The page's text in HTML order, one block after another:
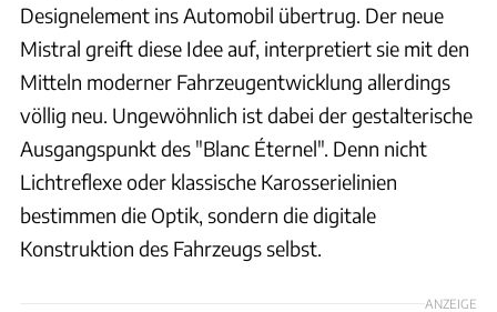
Designelement ins Automobil übertrug. Der neue
Mistral greift diese Idee auf, interpretiert sie mit den
Mitteln moderner Fahrzeugentwicklung allerdings
völlig neu. Ungewöhnlich ist dabei der gestalterische
Ausgangspunkt des "Blanc Éternel". Denn nicht
Lichtreflexe oder klassische Karosserielinien
bestimmen die Optik, sondern die digitale
Konstruktion des Fahrzeugs selbst.
ANZEIGE